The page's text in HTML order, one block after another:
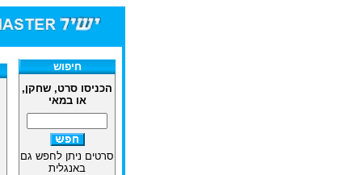
חיפוש
הכניסו סרט, שחקן,
או במאי
סרטים ניתן לחפש גם
באנגלית